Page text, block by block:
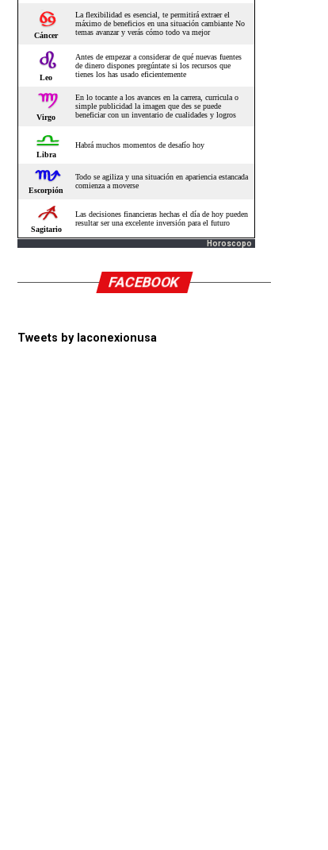
Horoscopo
FACEBOOK
Tweets by laconexionusa